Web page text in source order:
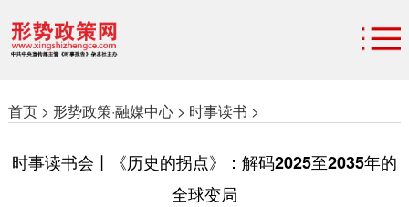
首页 > 形势政策·融媒中心 > 时事读书 >
时事读书会丨《历史的拐点》：解码2025至2035年的
全球变局